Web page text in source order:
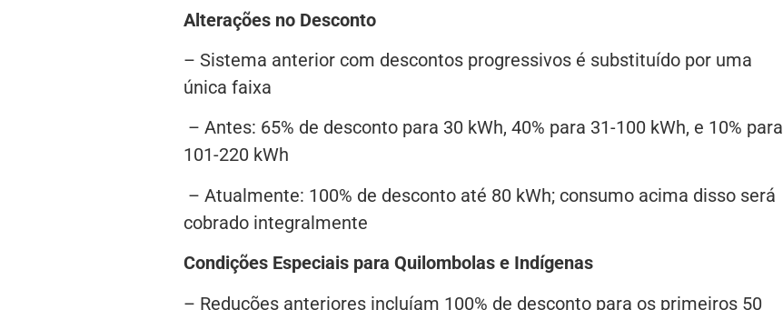
Alterações no Desconto
– Sistema anterior com descontos progressivos é substituído por uma
única faixa
– Antes: 65% de desconto para 30 kWh, 40% para 31-100 kWh, e 10% para
101-220 kWh
– Atualmente: 100% de desconto até 80 kWh; consumo acima disso será
cobrado integralmente
Condições Especiais para Quilombolas e Indígenas
– Reduções anteriores incluíam 100% de desconto para os primeiros 50